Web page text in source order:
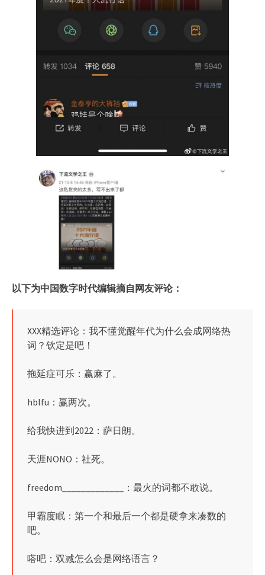
以下为中国数字时代编辑摘自网友评论：
XXX精选评论：我不懂觉醒年代为什么会成网络热
词？钦定是吧！
拖延症可乐：赢麻了。
hblfu：赢两次。
给我快进到2022：萨日朗。
天涯NONO：社死。
freedom_____________：最火的词都不敢说。
甲霸度眠：第一个和最后一个都是硬拿来凑数的
吧。
嗒吧：双减怎么会是网络语言？